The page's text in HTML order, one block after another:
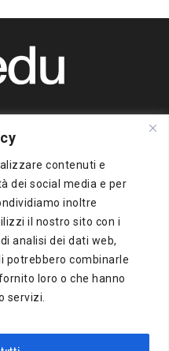
contenuti e
dei social media e per
inoltre
il nostro sito con i
analisi dei dati web,
potrebbero combinarle
loro o che hanno
servizi.
della freepress BigBox
di Milano n.383 del